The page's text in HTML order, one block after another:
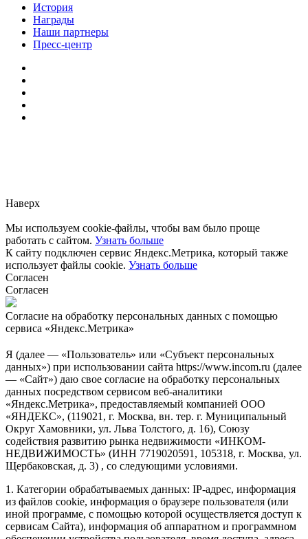
История
Награды
Наши партнеры
Пресс-центр
Наверх
Мы используем cookie-файлы, чтобы вам было проще
работать с сайтом. Узнать больше
К сайту подключен сервис Яндекс.Метрика, который также
использует файлы cookie. Узнать больше
Согласен
Согласен
Согласие на обработку персональных данных с помощью
сервиса «Яндекс.Метрика»
Я (далее — «Пользователь» или «Субъект персональных
данных») при использовании сайта https://www.incom.ru (далее
— «Сайт») даю свое согласие на обработку персональных
данных посредством сервисом веб-аналитики
«Яндекс.Метрика», предоставляемый компанией ООО
«ЯНДЕКС», (119021, г. Москва, вн. тер. г. Муниципальный
Округ Хамовники, ул. Льва Толстого, д. 16), Союзу
содействия развитию рынка недвижимости «ИНКОМ-
НЕДВИЖИМОСТЬ» (ИНН 7719020591, 105318, г. Москва, ул.
Щербаковская, д. 3) , со следующими условиями.
1. Категории обрабатываемых данных: IP-адрес, информация
из файлов cookie, информация о браузере пользователя (или
иной программе, с помощью которой осуществляется доступ к
сервисам Сайта), информация об аппаратном и программном